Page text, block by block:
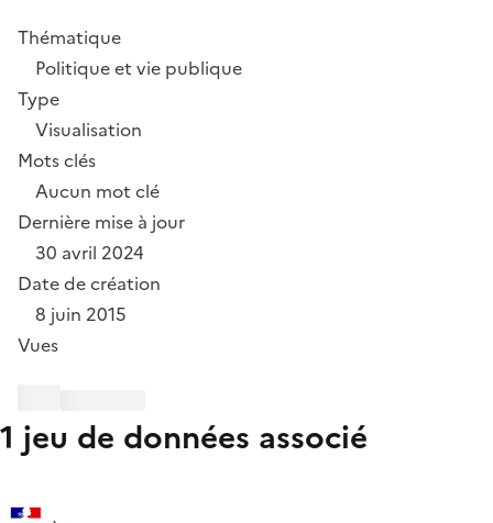
Thématique
Politique et vie publique
Type
Visualisation
Mots clés
Aucun mot clé
Dernière mise à jour
30 avril 2024
Date de création
8 juin 2015
Vues
1 jeu de données associé